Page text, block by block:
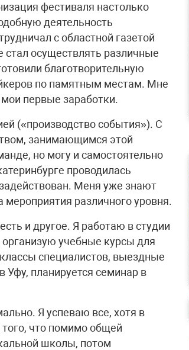
фестиваля настолько
деятельность
с областной газетой
осуществлять различные
благотворительную
по памятным местам. Мне
первые заработки.
(«производство события»). С
занимающимся этой
но могу и самостоятельно
проводилась
Меня уже знают
различного уровня.
и другое. Я работаю в студии
учебные курсы для
специалистов, выездные
планируется семинар в
Я успеваю все, хотя в
что помимо общей
школы, потом